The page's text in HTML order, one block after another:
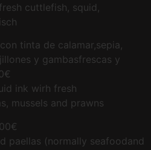
cuttlefish, squid,
tinta de calamar,sepia,
y gambasfrescas y
ink wirh fresh
mussels and prawns
paellas (normally seafoodand